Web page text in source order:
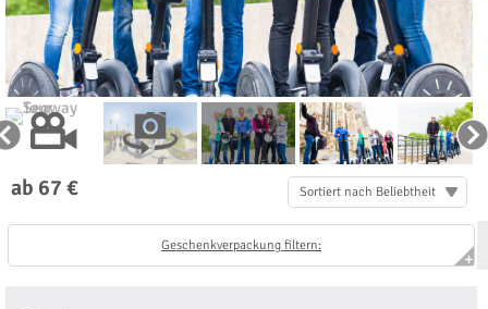
ab 67 € Sortiert nach Beliebtheit
Geschenkverpackung filtern: